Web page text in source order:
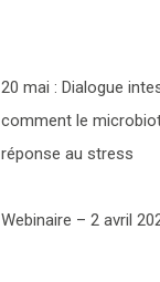
20 mai : Dialogue
comment le
réponse au stress
Webinaire – 2 avril